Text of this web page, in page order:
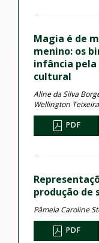
Magia é de
menino: os
infância
cultural
Aline da Silva
Wellington
PDF
produção de
Pâmela Caroline
PDF